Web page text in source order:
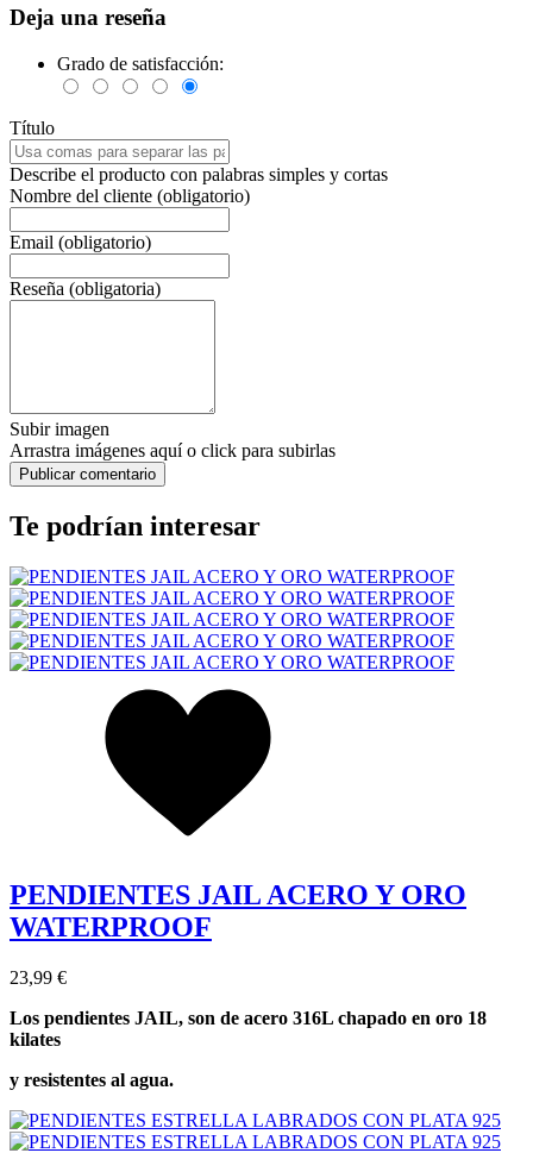
Deja una reseña
Grado de satisfacción:
Título
Describe el producto con palabras simples y cortas
Nombre del cliente (obligatorio)
Email (obligatorio)
Reseña (obligatoria)
Subir imagen
Arrastra imágenes aquí o click para subirlas
Te podrían interesar
PENDIENTES JAIL ACERO Y ORO
WATERPROOF
23,99 €
Los pendientes JAIL, son de acero 316L chapado en oro 18
kilates
y resistentes al agua.